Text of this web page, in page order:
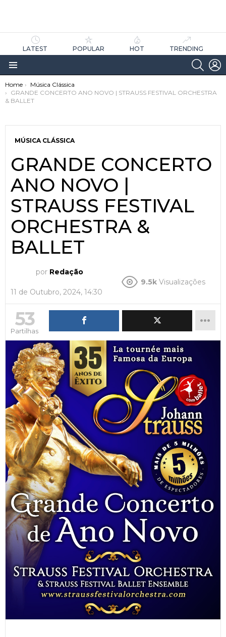
LATEST POPULAR HOT TRENDING
Menu
You are here:
Home
Música Clássica
GRANDE CONCERTO ANO NOVO | STRAUSS FESTIVAL ORCHESTRA
& BALLET
MÚSICA CLÁSSICA
GRANDE CONCERTO
ANO NOVO |
STRAUSS FESTIVAL
ORCHESTRA &
BALLET
por Redação
11 de Outubro, 2024, 14:30
9.5k Visualizações
53
Partilhas